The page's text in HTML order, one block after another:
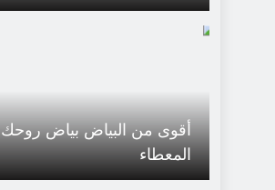
وصرفها ونحوها على ضوء
أقوى من البياض بياض روحك
المعطاء